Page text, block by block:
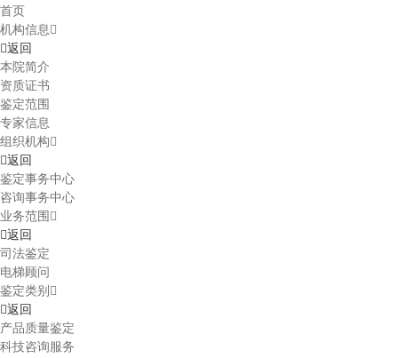
首页
机构信息
返回
本院简介
资质证书
鉴定范围
专家信息
组织机构
返回
鉴定事务中心
咨询事务中心
业务范围
返回
司法鉴定
电梯顾问
鉴定类别
返回
产品质量鉴定
科技咨询服务